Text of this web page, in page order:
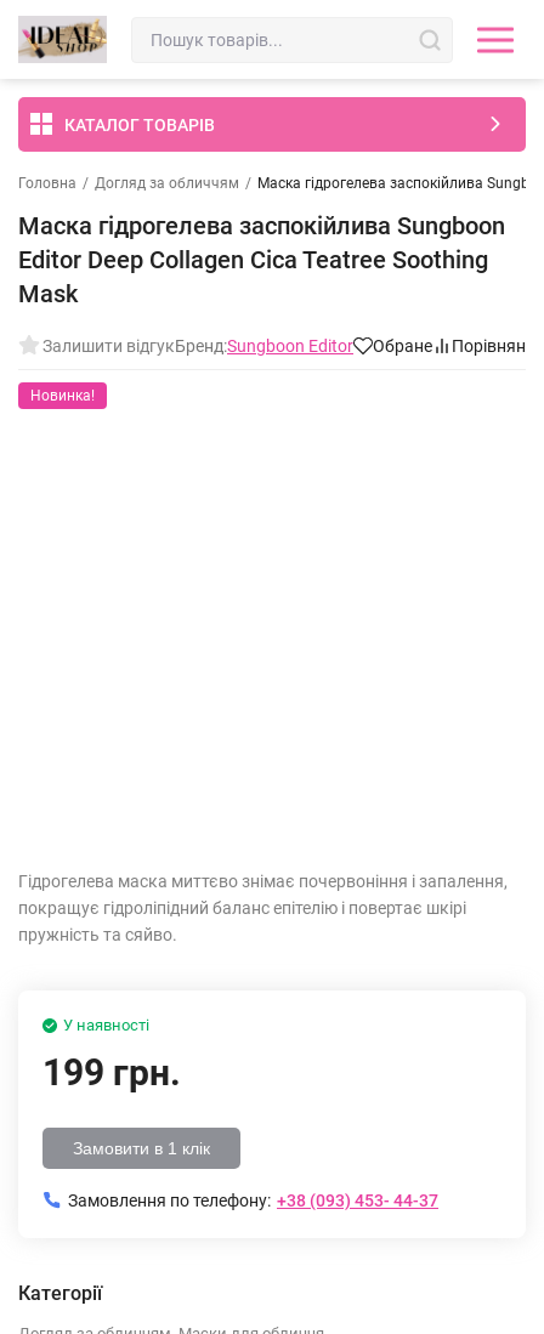
КАТАЛОГ ТОВАРІВ
Головна / Догляд за обличчям / Маска гідрогелева заспокійлива
Маска гідрогелева заспокійлива Sungboon
Editor Deep Collagen Cica Teatree Soothing
Mask
Залишити відгукБренд:Sungboon Editor Обране Порівняння
Новинка!
Гідрогелева маска миттєво знімає почервоніння і запалення,
покращує гідроліпідний баланс епітелію і повертає шкірі
пружність та сяйво.
У наявності
199 грн.
Замовити в 1 клік
Замовлення по телефону: +38 (093) 453- 44-37
Категорії